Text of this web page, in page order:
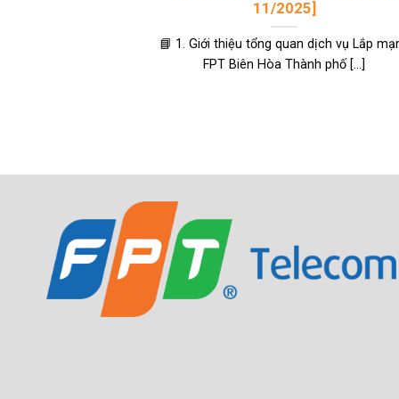
11/2025]
📘 1. Giới thiệu tổng quan dịch vụ Lắp
FPT Biên Hòa Thành phố [...]